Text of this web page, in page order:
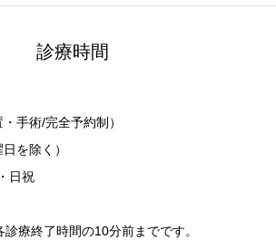
診療時間
手術/完全予約制）
を除く）
日祝
療終了時間の10分前までです。